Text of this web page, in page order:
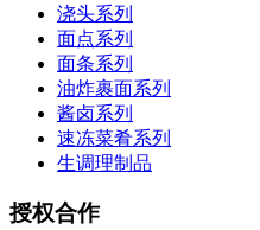
浇头系列
面点系列
面条系列
油炸裹面系列
酱卤系列
速冻菜肴系列
生调理制品
授权合作